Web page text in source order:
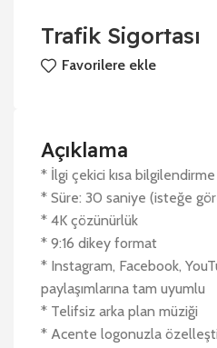
Trafik Sigortası
Favorilere ekle
Açıklama
* İlgi çekici kısa
* Süre: 30 saniye (isteğe
* 4K çözünürlük
* 9:16 dikey format
* Instagram, Facebook,
paylaşımlarına tam uyumlu
* Telifsiz arka plan müziği
* Acente logonuzla